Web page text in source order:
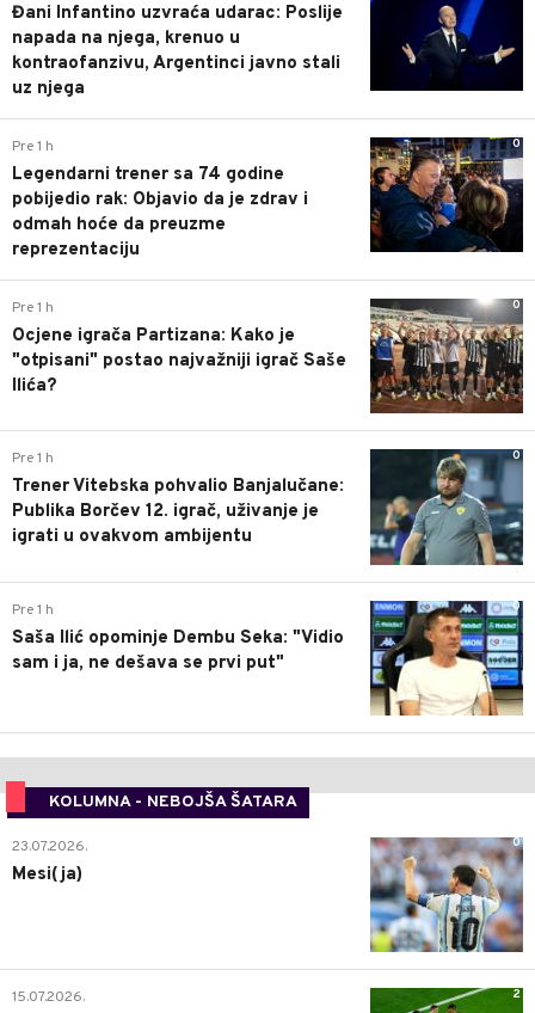
Đani Infantino uzvraća udarac: Poslije
napada na njega, krenuo u
kontraofanzivu, Argentinci javno stali
uz njega
0
Pre 1 h
Legendarni trener sa 74 godine
pobijedio rak: Objavio da je zdrav i
odmah hoće da preuzme
reprezentaciju
0
Pre 1 h
Ocjene igrača Partizana: Kako je
"otpisani" postao najvažniji igrač Saše
Ilića?
0
Pre 1 h
Trener Vitebska pohvalio Banjalučane:
Publika Borčev 12. igrač, uživanje je
igrati u ovakvom ambijentu
0
Pre 1 h
Saša Ilić opominje Dembu Seka: "Vidio
sam i ja, ne dešava se prvi put"
KOLUMNA - NEBOJŠA ŠATARA
0
23.07.2026.
Mesi(ja)
2
15.07.2026.